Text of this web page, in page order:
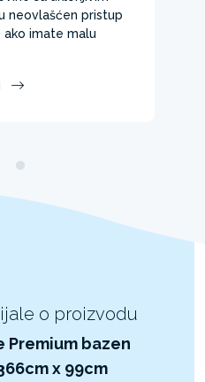
neovlašćen pristup
imate malu
o proizvodu
Premium bazen
x 99cm